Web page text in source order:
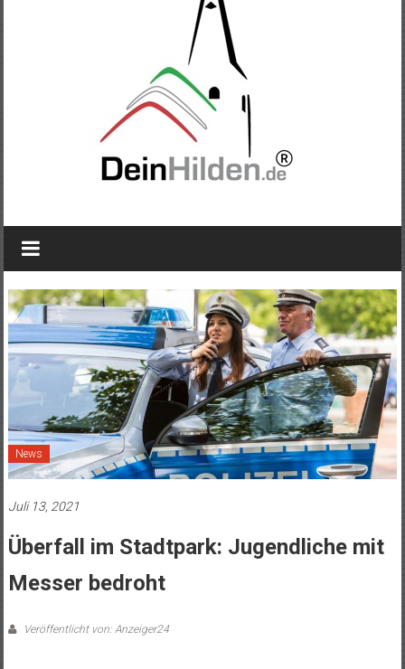
News
Juli 13, 2021
Überfall im Stadtpark: Jugendliche mit
Messer bedroht
Veröffentlicht von: Anzeiger24